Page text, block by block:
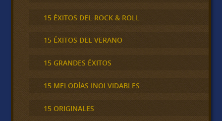
15 ÉXITOS DEL ROCK & ROLL
15 ÉXITOS DEL VERANO
15 GRANDES ÉXITOS
15 MELODÍAS INOLVIDABLES
15 ORIGINALES